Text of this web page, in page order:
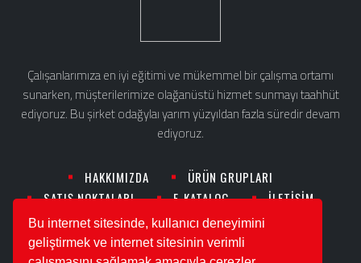
Bu internet sitesinde, kullanıcı deneyimini
geliştirmek ve internet sitesinin verimli
Çalışanlarımıza en iyi eğitimi ve mükemmel bir çalışma ortamı
sunarken, müşterilerimize olağanüstü hizmet sunmayı taahhüt
ediyoruz. Bu şirket odağylaı yarım yüzyıldan fazla süredir devam
ediyoruz.
HAKKIMIZDA
ÜRÜN GRUPLARI
SATIŞ NOKTALARI
E-KATALOG İLETİŞİM
0533 425 05 37 moz1975@hotmail.com